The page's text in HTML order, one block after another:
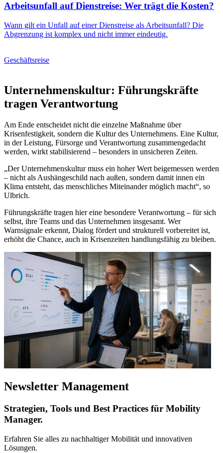
Arbeitsunfall auf Dienstreise: Wer trägt die Kosten?
Wann gilt ein Unfall auf einer Dienstreise als Arbeitsunfall? Die
Abgrenzung ist komplex und nicht immer eindeutig.
Geschäftsreise
Unternehmenskultur: Führungskräfte
tragen Verantwortung
Am Ende entscheidet nicht die einzelne Maßnahme über
Krisenfestigkeit, sondern die Kultur des Unternehmens. Eine Kultur,
in der Leistung, Fürsorge und Verantwortung zusammengedacht
werden, wirkt stabilisierend – besonders in unsicheren Zeiten.
„Der Unternehmenskultur muss ein hoher Wert beigemessen werden
– nicht als Aushängeschild nach außen, sondern damit innen ein
Klima entsteht, das menschliches Miteinander möglich macht“, so
Ulbrich.
Führungskräfte tragen hier eine besondere Verantwortung – für sich
selbst, ihre Teams und das Unternehmen insgesamt. Wer
Warnsignale erkennt, Dialog fördert und strukturell vorbereitet ist,
erhöht die Chance, auch in Krisenzeiten handlungsfähig zu bleiben.
Newsletter Management
Strategien, Tools und Best Practices für Mobility
Manager.
Erfahren Sie alles zu nachhaltiger Mobilität und innovativen
Lösungen.